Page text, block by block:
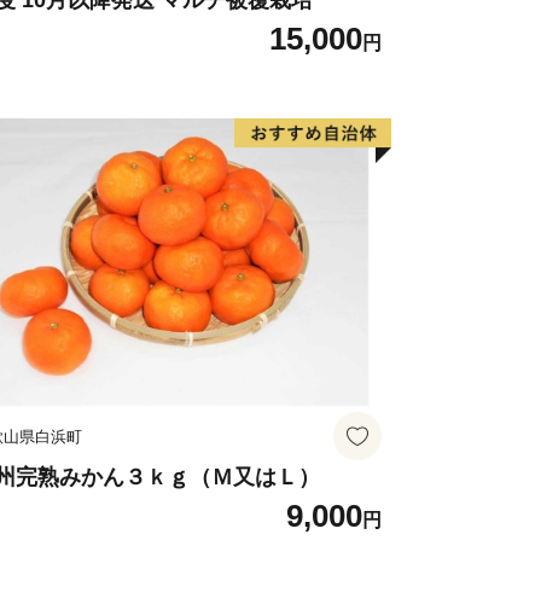
15,000円
県白浜町
完熟みかん３ｋｇ（Ｍ又はＬ）
9,000円